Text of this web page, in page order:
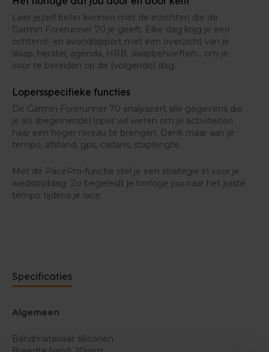
Leer jezelf beter kennen met de inzichten die de
Garmin Forerunner 70 je geeft. Elke dag krijg je een
ochtend- en avondrapport met een overzicht van je
slaap, herstel, agenda, HRB, slaapbehoeften… om je
voor te bereiden op de (volgende) dag.
Lopersspecifieke functies
De Garmin Forerunner 70 analyseert alle gegevens die
je als (beginnende) loper wil weten om je activiteiten
naar een hoger niveau te brengen. Denk maar aan je
tempo, afstand, gps, cadans, staplengte…
Met de PacePro-functie stel je een strategie in voor je
wedstrijddag. Zo begeleidt je horloge jou naar het juiste
tempo tijdens je race.
Specificaties
Algemeen
Bandmateriaal: siliconen